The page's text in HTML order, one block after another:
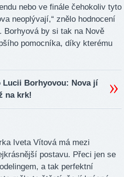
nebo ve finále čehokoliv tyto
neoplývají,“ znělo hodnocení
by si tak na Nově
pomocníka, díky kterému
Lucii Borhyovou: Nova jí
na krk!
Iveta Vítová má mezi
postavu. Přeci jen se
a tak perfektní